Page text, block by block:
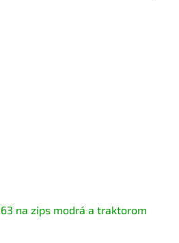
na zips modrá a traktorom